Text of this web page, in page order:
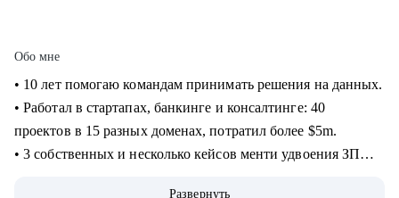
Обо мне
• 10 лет помогаю командам принимать решения на данных.
• Работал в стартапах, банкинге и консалтинге: 40
проектов в 15 разных доменах, потратил более $5m.
• 3 собственных и несколько кейсов менти удвоения ЗП
Развернуть